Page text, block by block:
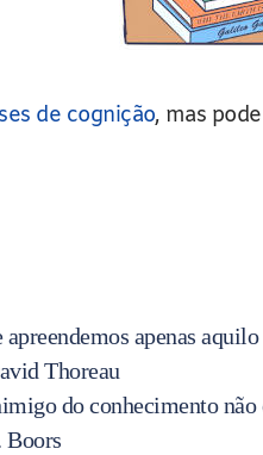
de cognição, mas
apenas
Thoreau
do conhecimento